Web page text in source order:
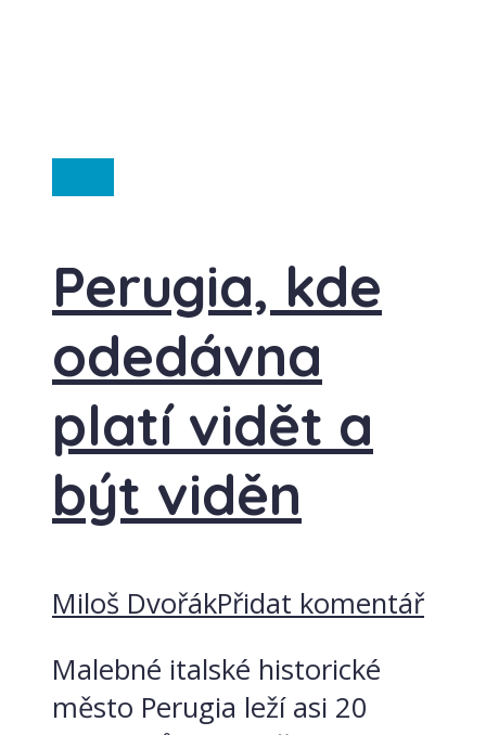
Perugia, kde
odedávna
platí vidět a
být viděn
Miloš DvořákPřidat komentář
Malebné italské historické
město Perugia leží asi 20